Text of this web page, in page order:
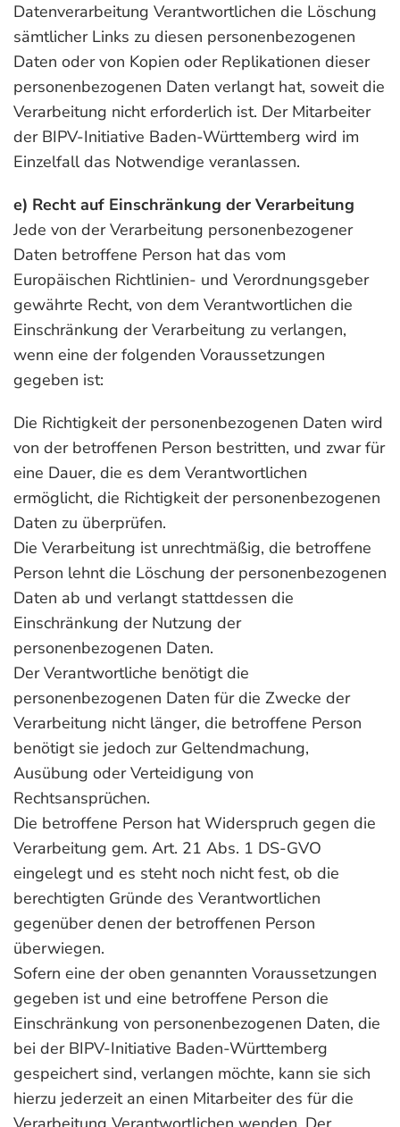
Datenverarbeitung Verantwortlichen die Löschung
sämtlicher Links zu diesen personenbezogenen
Daten oder von Kopien oder Replikationen dieser
personenbezogenen Daten verlangt hat, soweit die
Verarbeitung nicht erforderlich ist. Der Mitarbeiter
der BIPV-Initiative Baden-Württemberg wird im
Einzelfall das Notwendige veranlassen.
e) Recht auf Einschränkung der Verarbeitung
Jede von der Verarbeitung personenbezogener
Daten betroffene Person hat das vom
Europäischen Richtlinien- und Verordnungsgeber
gewährte Recht, von dem Verantwortlichen die
Einschränkung der Verarbeitung zu verlangen,
wenn eine der folgenden Voraussetzungen
gegeben ist:
Die Richtigkeit der personenbezogenen Daten wird
von der betroffenen Person bestritten, und zwar für
eine Dauer, die es dem Verantwortlichen
ermöglicht, die Richtigkeit der personenbezogenen
Daten zu überprüfen.
Die Verarbeitung ist unrechtmäßig, die betroffene
Person lehnt die Löschung der personenbezogenen
Daten ab und verlangt stattdessen die
Einschränkung der Nutzung der
personenbezogenen Daten.
Der Verantwortliche benötigt die
personenbezogenen Daten für die Zwecke der
Verarbeitung nicht länger, die betroffene Person
benötigt sie jedoch zur Geltendmachung,
Ausübung oder Verteidigung von
Rechtsansprüchen.
Die betroffene Person hat Widerspruch gegen die
Verarbeitung gem. Art. 21 Abs. 1 DS-GVO
eingelegt und es steht noch nicht fest, ob die
berechtigten Gründe des Verantwortlichen
gegenüber denen der betroffenen Person
überwiegen.
Sofern eine der oben genannten Voraussetzungen
gegeben ist und eine betroffene Person die
Einschränkung von personenbezogenen Daten, die
bei der BIPV-Initiative Baden-Württemberg
gespeichert sind, verlangen möchte, kann sie sich
hierzu jederzeit an einen Mitarbeiter des für die